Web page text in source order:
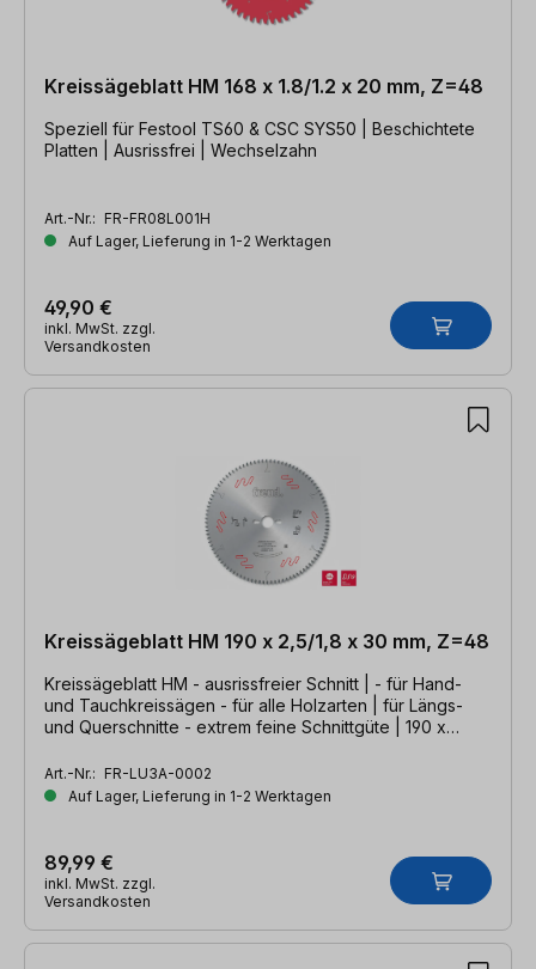
Kreissägeblatt HM 168 x 1.8/1.2 x 20 mm, Z=48
Speziell für Festool TS60 & CSC SYS50 | Beschichtete
Platten | Ausrissfrei | Wechselzahn
Art.-Nr.: FR-FR08L001H
Auf Lager, Lieferung in 1-2 Werktagen
49,90 €
inkl. MwSt. zzgl.
Versandkosten
Kreissägeblatt HM 190 x 2,5/1,8 x 30 mm, Z=48
Kreissägeblatt HM - ausrissfreier Schnitt | - für Hand-
und Tauchkreissägen - für alle Holzarten | für Längs-
und Querschnitte - extrem feine Schnittgüte | 190 x
Art.-Nr.: FR-LU3A-0002
Auf Lager, Lieferung in 1-2 Werktagen
89,99 €
inkl. MwSt. zzgl.
Versandkosten